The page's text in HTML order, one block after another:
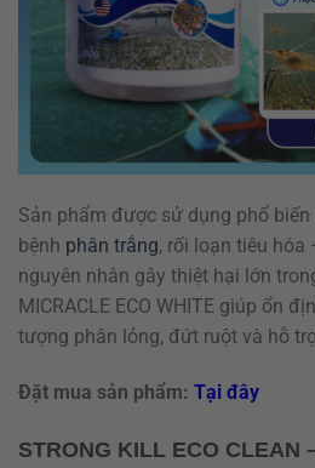
Sản phẩm được sử dụng phổ
bệnh phân trắng, rối loạn tiêu
nguyên nhân gây thiệt hại lớn
MICRACLE ECO WHITE giúp ổn
tượng phân lỏng, đứt ruột và hỗ
Đặt mua sản phẩm: Tại đây
STRONG KILL ECO CLEAN